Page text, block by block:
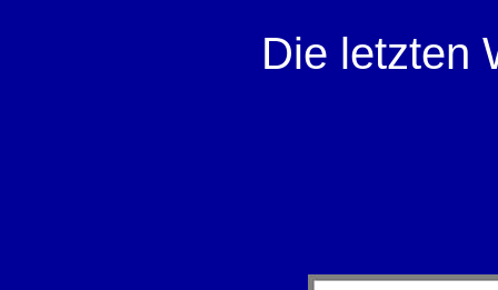
Die letzten